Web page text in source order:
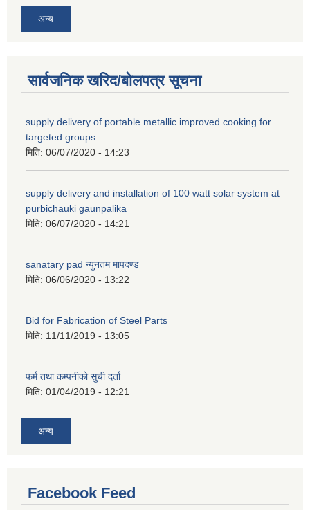
अन्य
सार्वजनिक खरिद/बोलपत्र सूचना
supply delivery of portable metallic improved cooking for
targeted groups
मिति: 06/07/2020 - 14:23
supply delivery and installation of 100 watt solar system at
purbichauki gaunpalika
मिति: 06/07/2020 - 14:21
sanatary pad न्युनतम मापदण्ड
मिति: 06/06/2020 - 13:22
Bid for Fabrication of Steel Parts
मिति: 11/11/2019 - 13:05
फर्म तथा कम्पनीको सुची दर्ता
मिति: 01/04/2019 - 12:21
अन्य
Facebook Feed